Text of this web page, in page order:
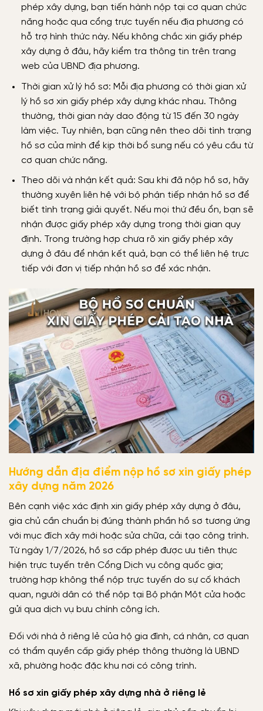
phép xây dựng, bạn tiến hành nộp tại cơ quan chức
năng hoặc qua cổng trực tuyến nếu địa phương có
hỗ trợ hình thức này. Nếu không chắc xin giấy phép
xây dựng ở đâu, hãy kiểm tra thông tin trên trang
web của UBND địa phương.
Thời gian xử lý hồ sơ: Mỗi địa phương có thời gian xử
lý hồ sơ xin giấy phép xây dựng khác nhau. Thông
thường, thời gian này dao động từ 15 đến 30 ngày
làm việc. Tuy nhiên, bạn cũng nên theo dõi tình trạng
hồ sơ của mình để kịp thời bổ sung nếu có yêu cầu từ
cơ quan chức năng.
Theo dõi và nhận kết quả: Sau khi đã nộp hồ sơ, hãy
thường xuyên liên hệ với bộ phận tiếp nhận hồ sơ để
biết tình trạng giải quyết. Nếu mọi thứ đều ổn, bạn sẽ
nhận được giấy phép xây dựng trong thời gian quy
định. Trong trường hợp chưa rõ xin giấy phép xây
dựng ở đâu để nhận kết quả, bạn có thể liên hệ trực
tiếp với đơn vị tiếp nhận hồ sơ để xác nhận.
Hướng dẫn địa điểm nộp hồ sơ xin giấy phép
xây dựng năm 2026
Bên cạnh việc xác định xin giấy phép xây dựng ở đâu,
gia chủ cần chuẩn bị đúng thành phần hồ sơ tương ứng
với mục đích xây mới hoặc sửa chữa, cải tạo công trình.
Từ ngày 1/7/2026, hồ sơ cấp phép được ưu tiên thực
hiện trực tuyến trên Cổng Dịch vụ công quốc gia;
trường hợp không thể nộp trực tuyến do sự cố khách
quan, người dân có thể nộp tại Bộ phận Một cửa hoặc
gửi qua dịch vụ bưu chính công ích.
Đối với nhà ở riêng lẻ của hộ gia đình, cá nhân, cơ quan
có thẩm quyền cấp giấy phép thông thường là UBND
xã, phường hoặc đặc khu nơi có công trình.
Hồ sơ xin giấy phép xây dựng nhà ở riêng lẻ